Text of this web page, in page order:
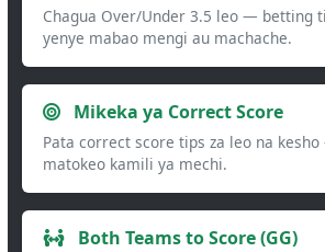
Chagua Over/Under 3.5 leo — betting
yenye mabao mengi au machache.
Mikeka ya Correct Score
Pata correct score tips za leo na
matokeo kamili ya mechi.
Both Teams to Score (GG)